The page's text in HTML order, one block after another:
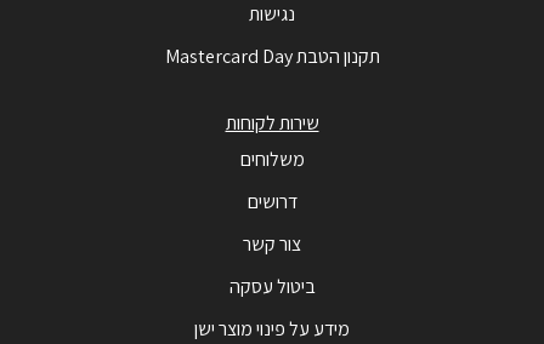
נגישות
תקנון הטבת Mastercard Day
שירות לקוחות
משלוחים
דרושים
צור קשר
ביטול עסקה
מידע על פינוי מוצר ישן